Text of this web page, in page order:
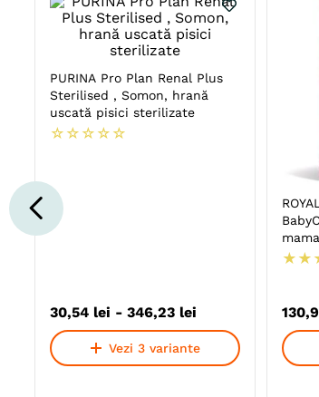
PURINA Pro Plan Renal Plus
Sterilised , Somon, hrană
uscată pisici sterilizate
☆ ☆ ☆ ☆ ☆
30,54 lei - 346,23 lei
Vezi 3 variante
★ ★
130,